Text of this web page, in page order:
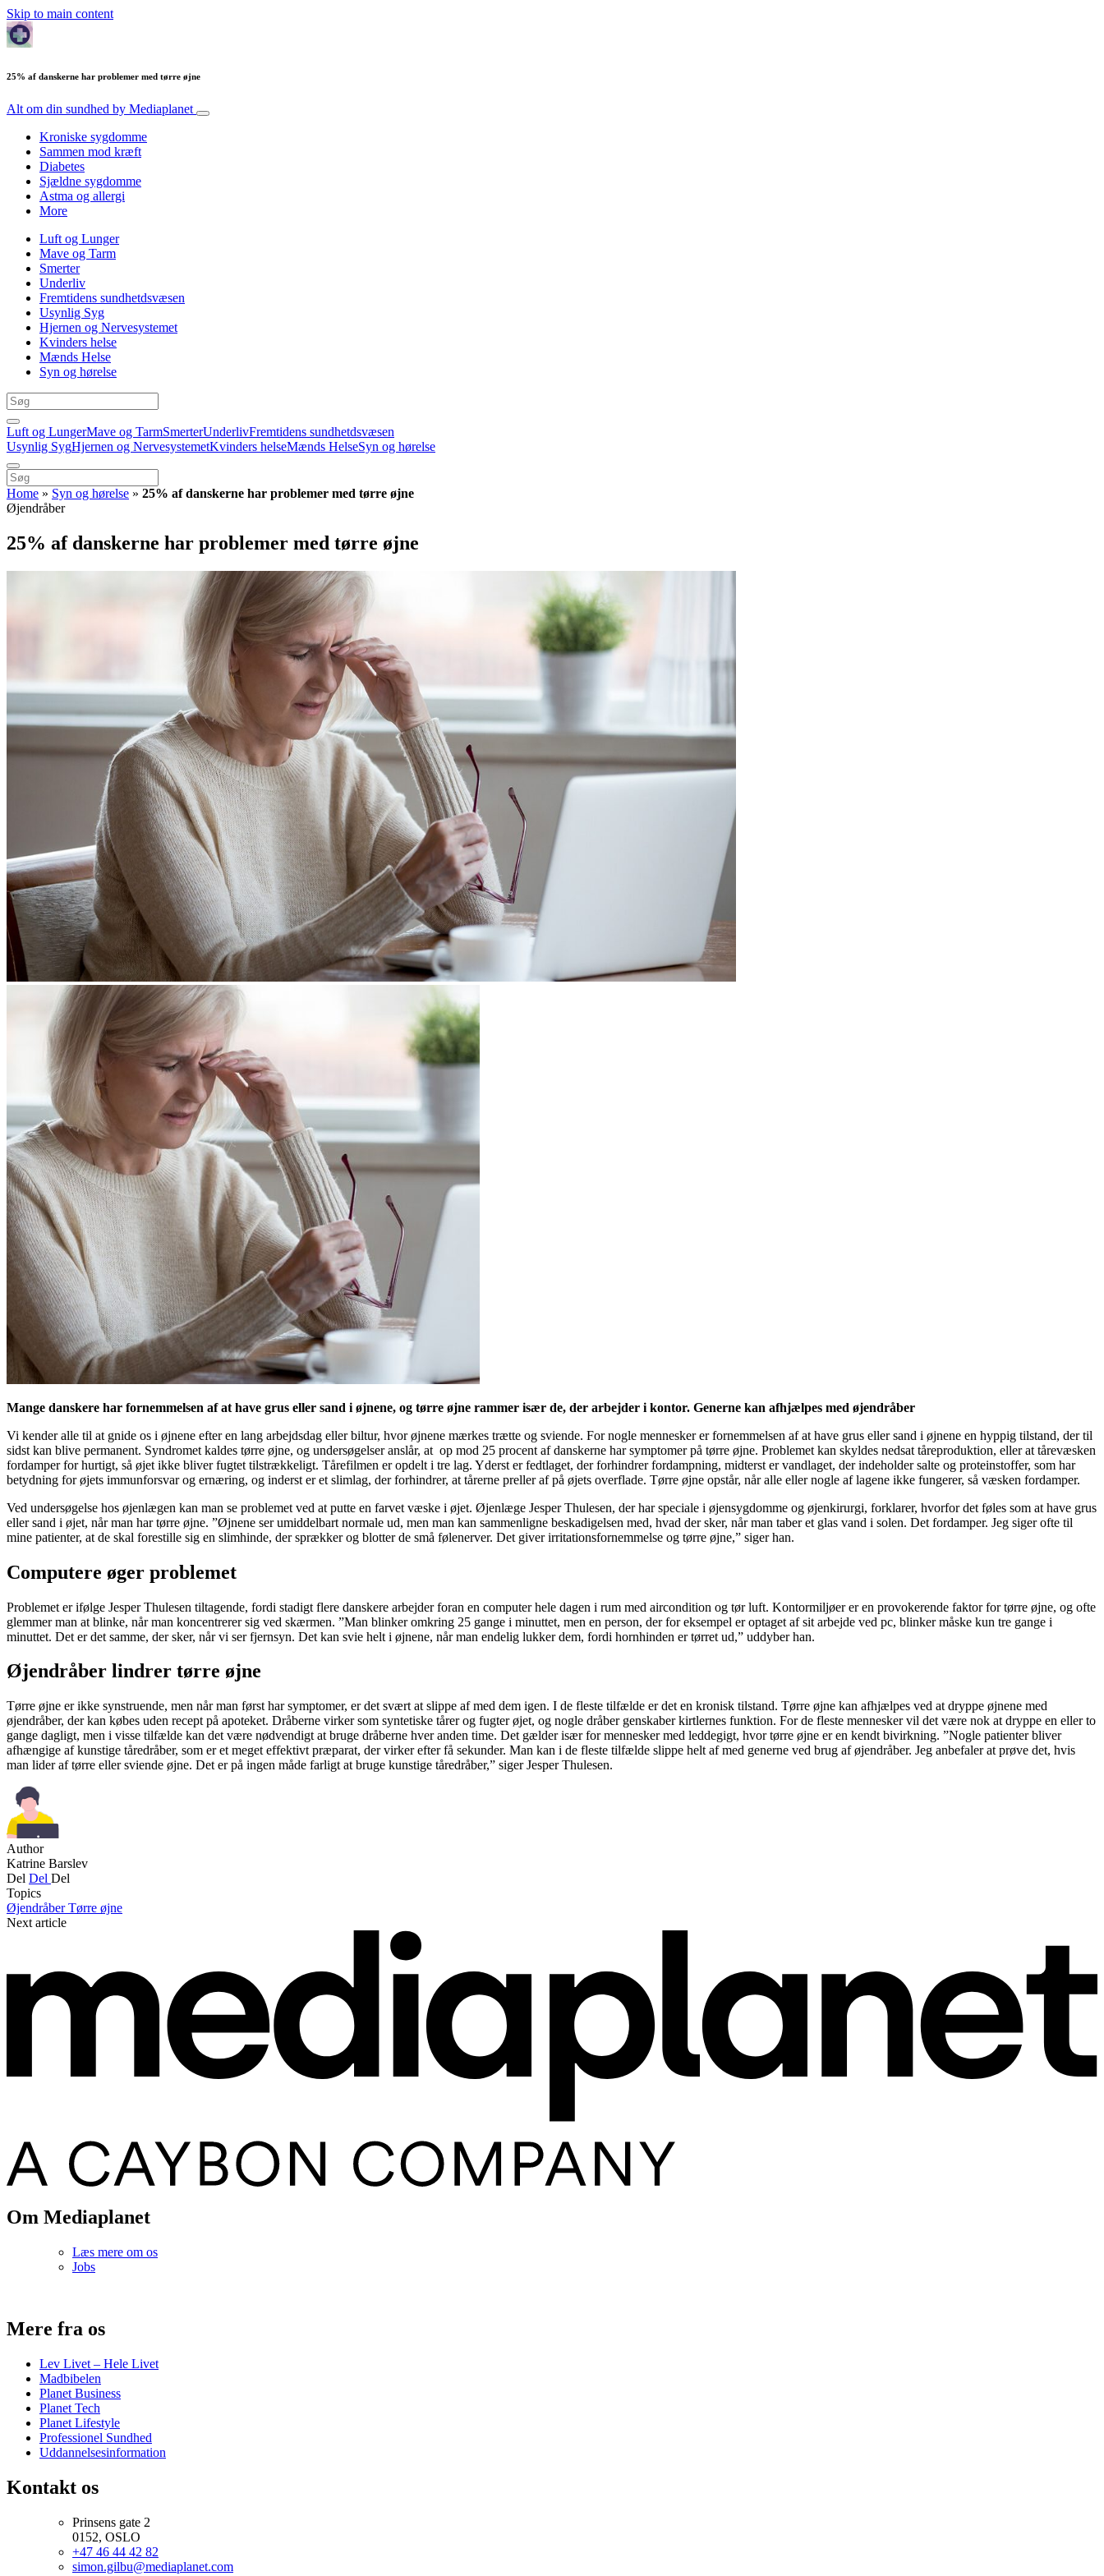
Skip to main content
25% af danskerne har problemer med tørre øjne
Alt om din sundhed by Mediaplanet
Kroniske sygdomme
Sammen mod kræft
Diabetes
Sjældne sygdomme
Astma og allergi
More
Luft og Lunger
Mave og Tarm
Smerter
Underliv
Fremtidens sundhetdsvæsen
Usynlig Syg
Hjernen og Nervesystemet
Kvinders helse
Mænds Helse
Syn og hørelse
Luft og LungerMave og TarmSmerterUnderlivFremtidens sundhetdsvæsen
Usynlig SygHjernen og NervesystemetKvinders helseMænds HelseSyn og hørelse
Home » Syn og hørelse » 25% af danskerne har problemer med tørre øjne
Øjendråber
25% af danskerne har problemer med tørre øjne
Mange danskere har fornemmelsen af at have grus eller sand i øjnene, og tørre øjne rammer især de, der arbejder i kontor. Generne kan afhjælpes med øjendråber
Vi kender alle til at gnide os i øjnene efter en lang arbejdsdag eller biltur, hvor øjnene mærkes trætte og sviende. For nogle mennesker er fornemmelsen af at have grus eller sand i øjnene en hyppig tilstand, der til
sidst kan blive permanent. Syndromet kaldes tørre øjne, og undersøgelser anslår, at op mod 25 procent af danskerne har symptomer på tørre øjne. Problemet kan skyldes nedsat tåreproduktion, eller at tårevæsken
fordamper for hurtigt, så øjet ikke bliver fugtet tilstrækkeligt. Tårefilmen er opdelt i tre lag. Yderst er fedtlaget, der forhindrer fordampning, midterst er vandlaget, der indeholder salte og proteinstoffer, som har
betydning for øjets immunforsvar og ernæring, og inderst er et slimlag, der forhindrer, at tårerne preller af på øjets overflade. Tørre øjne opstår, når alle eller nogle af lagene ikke fungerer, så væsken fordamper.
Ved undersøgelse hos øjenlægen kan man se problemet ved at putte en farvet væske i øjet. Øjenlæge Jesper Thulesen, der har speciale i øjensygdomme og øjenkirurgi, forklarer, hvorfor det føles som at have grus
eller sand i øjet, når man har tørre øjne. ”Øjnene ser umiddelbart normale ud, men man kan sammenligne beskadigelsen med, hvad der sker, når man taber et glas vand i solen. Det fordamper. Jeg siger ofte til
mine patienter, at de skal forestille sig en slimhinde, der sprækker og blotter de små følenerver. Det giver irritationsfornemmelse og tørre øjne,” siger han.
Computere øger problemet
Problemet er ifølge Jesper Thulesen tiltagende, fordi stadigt flere danskere arbejder foran en computer hele dagen i rum med aircondition og tør luft. Kontormiljøer er en provokerende faktor for tørre øjne, og ofte
glemmer man at blinke, når man koncentrerer sig ved skærmen. ”Man blinker omkring 25 gange i minuttet, men en person, der for eksempel er optaget af sit arbejde ved pc, blinker måske kun tre gange i
minuttet. Det er det samme, der sker, når vi ser fjernsyn. Det kan svie helt i øjnene, når man endelig lukker dem, fordi hornhinden er tørret ud,” uddyber han.
Øjendråber lindrer tørre øjne
Tørre øjne er ikke synstruende, men når man først har symptomer, er det svært at slippe af med dem igen. I de fleste tilfælde er det en kronisk tilstand. Tørre øjne kan afhjælpes ved at dryppe øjnene med
øjendråber, der kan købes uden recept på apoteket. Dråberne virker som syntetiske tårer og fugter øjet, og nogle dråber genskaber kirtlernes funktion. For de fleste mennesker vil det være nok at dryppe en eller to
gange dagligt, men i visse tilfælde kan det være nødvendigt at bruge dråberne hver anden time. Det gælder især for mennesker med leddegigt, hvor tørre øjne er en kendt bivirkning. ”Nogle patienter bliver
afhængige af kunstige tåredråber, som er et meget effektivt præparat, der virker efter få sekunder. Man kan i de fleste tilfælde slippe helt af med generne ved brug af øjendråber. Jeg anbefaler at prøve det, hvis
man lider af tørre eller sviende øjne. Det er på ingen måde farligt at bruge kunstige tåredråber,” siger Jesper Thulesen.
Author
Katrine Barslev
Del Del Del
Topics
ØjendråberTørre øjne
Next article
Om Mediaplanet
Læs mere om os
Jobs
Mere fra os
Lev Livet – Hele Livet
Madbibelen
Planet Business
Planet Tech
Planet Lifestyle
Professionel Sundhed
Uddannelsesinformation
Kontakt os
Prinsens gate 2
0152, OSLO
+47 46 44 42 82
simon.gilbu@mediaplanet.com